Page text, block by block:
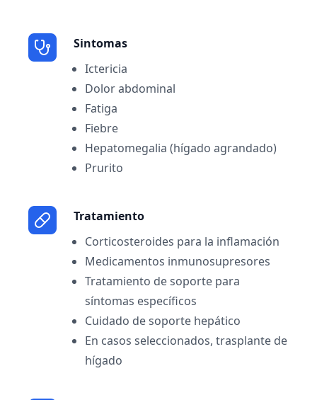
Sintomas
Ictericia
Dolor abdominal
Fatiga
Fiebre
Hepatomegalia (hígado agrandado)
Prurito
Tratamiento
Corticosteroides para la inflamación
Medicamentos inmunosupresores
Tratamiento de soporte para
síntomas específicos
Cuidado de soporte hepático
En casos seleccionados, trasplante de
hígado